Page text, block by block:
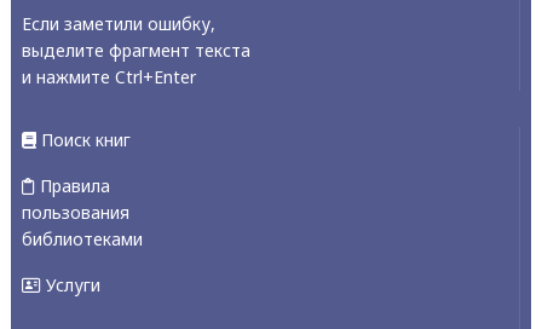
Если заметили ошибку,
выделите фрагмент текста
и нажмите Ctrl+Enter
Поиск книг
Правила
пользования
библиотеками
Услуги